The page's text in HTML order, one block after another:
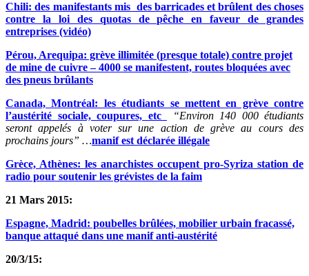
Chili: des manifestants mis des barricades et brûlent des choses
contre la loi des quotas de pêche en faveur de grandes
entreprises (vidéo)
Pérou, Arequipa: grève illimitée (presque totale) contre projet
de mine de cuivre – 4000 se manifestent, routes bloquées avec
des pneus brûlants
Canada, Montréal: les étudiants se mettent en grève contre
l’austérité sociale, coupures, etc
“Environ 140 000 étudiants
seront appelés à voter sur une action de grève au cours des
prochains jours” …manif est déclarée illégale
Grèce, Athènes: les anarchistes occupent pro-Syriza station de
radio pour soutenir les grévistes de la faim
21 Mars 2015:
Espagne, Madrid: poubelles brûlées, mobilier urbain fracassé,
banque attaqué dans une manif anti-austérité
20/3/15: